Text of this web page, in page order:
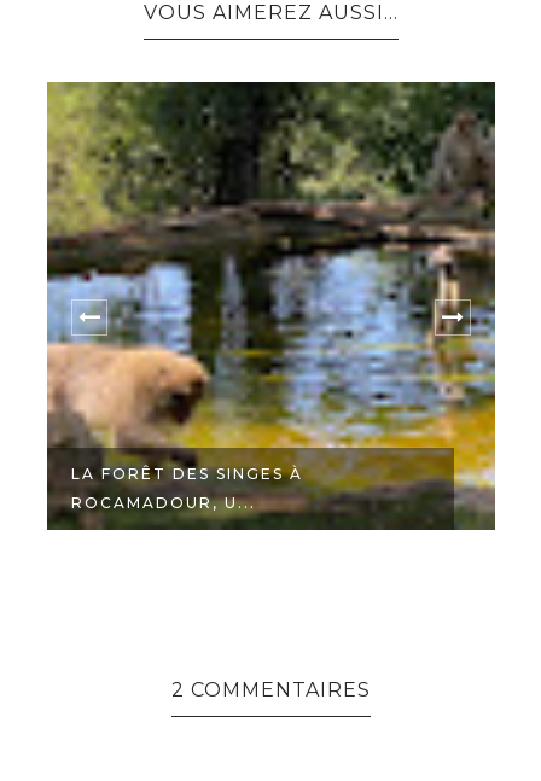
VOUS AIMEREZ AUSSI...
LA FORÊT DES SINGES À
ROCAMADOUR, U...
2 COMMENTAIRES